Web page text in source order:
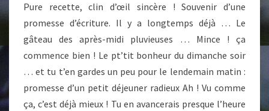
Pure recette, clin d’œil sincère ! Souvenir d’une
promesse d’écriture. Il y a longtemps déjà … Le
gâteau des après-midi pluvieuses … Mince ! ça
commence bien ! Le pt’tit bonheur du dimanche soir
… et tu t’en gardes un peu pour le lendemain matin :
promesse d’un petit déjeuner radieux Ah ! Vu comme
ça, c’est déjà mieux ! Tu en avancerais presque l’heure